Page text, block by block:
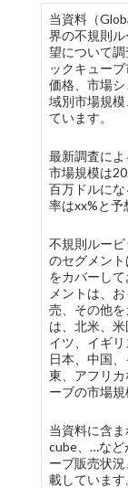
当資料（
界の不規則
望について
ックキュー
価格、市場
域別市場規
ています。
最新調査に
市場規模は
百万ドルに
率はxx%と予
不規則ルービ
のセグメン
をカバーし
メントは、
売、その他
は、北米、
イツ、イギ
日本、中国
東、アフリ
ーブの市場規
当資料に含
cube、…など
ーブ販売状
載しています